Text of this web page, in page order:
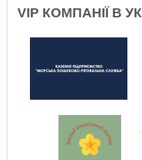
VIP КОМПАНІЇ В